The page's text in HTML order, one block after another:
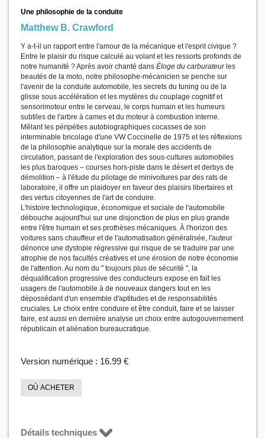
Une philosophie de la conduite
Matthew B. Crawford
Y a-t-il un rapport entre l'amour de la mécanique et l'esprit civique ?
Entre le plaisir du risque calculé au volant et les ressorts profonds de
notre humanité ? Après avoir chanté dans Éloge du carburateurles
beautés de la moto, notre philosophe-mécanicien se penche sur
l'avenir de la conduite automobile, les secrets du tuning ou de la
glisse sous accélération et les mystères du couplage cognitif et
sensorimoteur entre le cerveau, le corps humain et les humeurs
subtiles de l'arbre à cames et du moteur à combustion interne.
Mêlant les péripéties autobiographiques cocasses de son
interminable bricolage d'une VW Coccinelle de 1975 et les réflexions
de la philosophie analytique sur la morale des accidents de
circulation, passant de l'exploration des sous-cultures automobiles
les plus baroques – courses hors-piste dans le désert et derbys de
démolition – à l'étude du pilotage de minivoitures par des rats de
laboratoire, il offre un plaidoyer en faveur des plaisirs libertaires et
des vertus citoyennes de l'art de conduire.
L'histoire technologique, économique et sociale de l'automobile
débouche aujourd'hui sur une disjonction de plus en plus grande
entre l'être humain et ses prothèses mécaniques. À l'horizon des
voitures sans chauffeur et de l'automatisation généralisée, l'auteur
dénonce une dystopie régressive qui risque de se traduire par une
atrophie de nos facultés créatives et une érosion de notre économie
de l'attention. Au nom du " toujours plus de sécurité ", la
déqualification progressive des conducteurs expose en fait les
usagers de l'automobile à de nouveaux dangers tout en les
dépossédant d'un ensemble d'aptitudes et de responsabilités
cruciales. Le choix entre conduire et être conduit, faire et se laisser
faire, est aussi en dernière analyse un choix entre autogouvernement
républicain et aliénation bureaucratique.
Version numérique : 16.99 €
OÙ ACHETER
Détails techniques